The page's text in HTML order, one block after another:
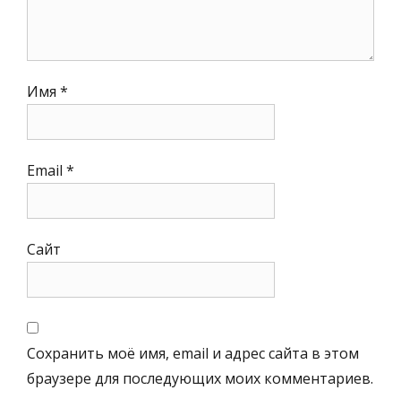
Имя *
Email *
Сайт
Сохранить моё имя, email и адрес сайта в этом
браузере для последующих моих комментариев.